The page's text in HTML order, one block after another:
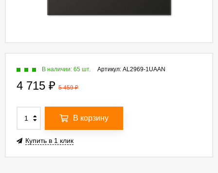
Артикул: AL2969-1UAAN
В наличии: 65 шт.
4 715 ₽ 5 459₽
В корзину
Купить в 1 клик